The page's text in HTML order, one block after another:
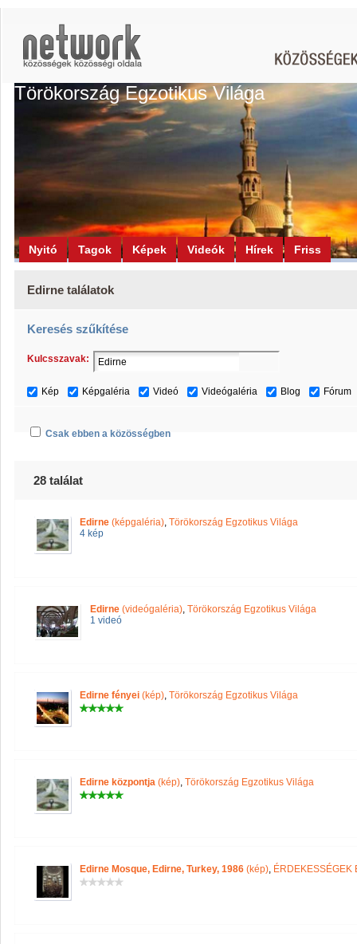
Törökország Egzotikus Világa
Nyitó Tagok Képek Videók Hírek Friss
Edirne találatok
Keresés szűkítése
Kulcsszavak:
Kép Képgaléria Videó Videógaléria Blog Fórum
Csak ebben a közösségben
28 találat
Edirne (képgaléria), Törökország Egzotikus Világa
4 kép
Edirne (videógaléria), Törökország Egzotikus Világa
1 videó
Edirne fényei (kép), Törökország Egzotikus Világa
Edirne központja (kép), Törökország Egzotikus Világa
Edirne Mosque, Edirne, Turkey, 1986 (kép), ÉRDEKESSÉGEK